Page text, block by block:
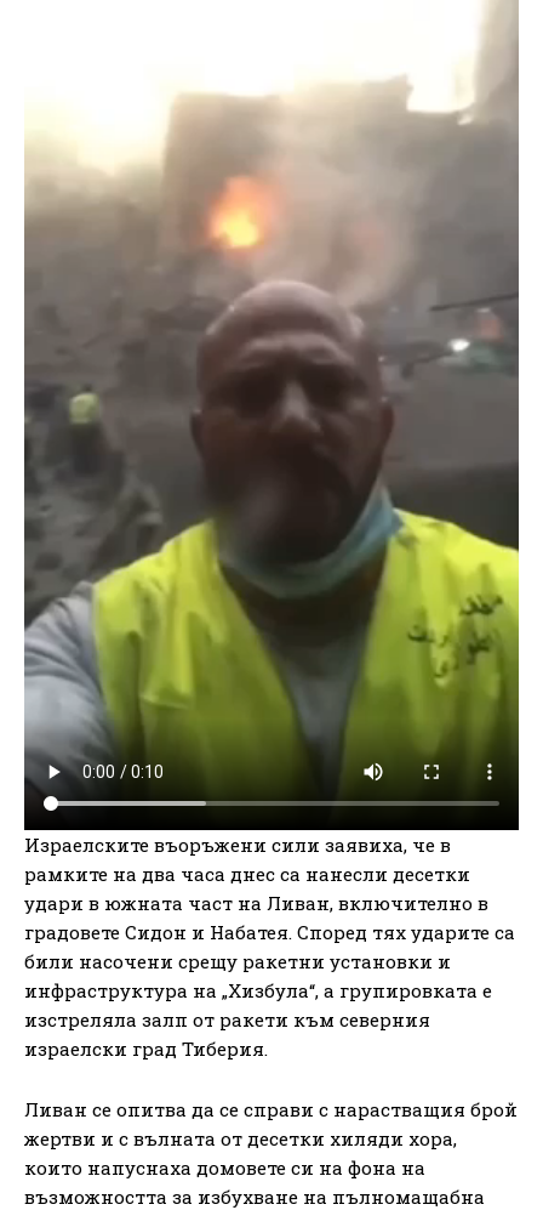
Израелските въоръжени сили заявиха, че в
рамките на два часа днес са нанесли десетки
удари в южната част на Ливан, включително в
градовете Сидон и Набатея. Според тях ударите са
били насочени срещу ракетни установки и
инфраструктура на „Хизбула“, а групировката е
изстреляла залп от ракети към северния
израелски град Тиберия.
Ливан се опитва да се справи с нарастващия брой
жертви и с вълната от десетки хиляди хора,
които напуснаха домовете си на фона на
възможността за избухване на пълномащабна